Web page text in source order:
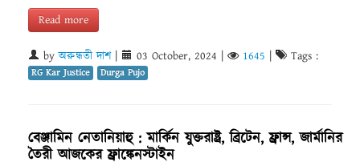
Read more
byঅরুন্ধতী দাশ| 03 October, 2024 | 1645 | Tags :
RG Kar Justice Durga Pujo
বেঞ্জামিন নেতানিয়াহু : মার্কিন যুক্তরাষ্ট্র, ব্রিটেন, ফ্রান্স, জার্মানির
তৈরী আজকের ফ্রাঙ্কেনস্টাইন